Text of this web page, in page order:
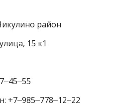
район
15 к1
+7‒985‒778‒12‒22